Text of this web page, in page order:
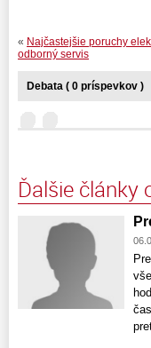
« Najčastejšie poruchy
odborný servis
Debata ( 0 príspevkov )
Ďalšie články